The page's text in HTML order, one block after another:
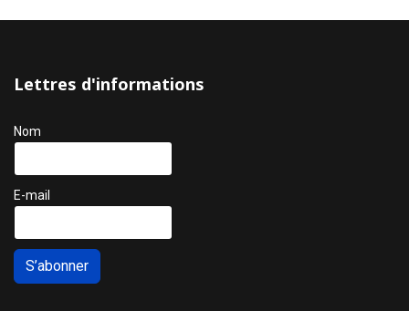
Lettres d'informations
Nom
E-mail
S’abonner